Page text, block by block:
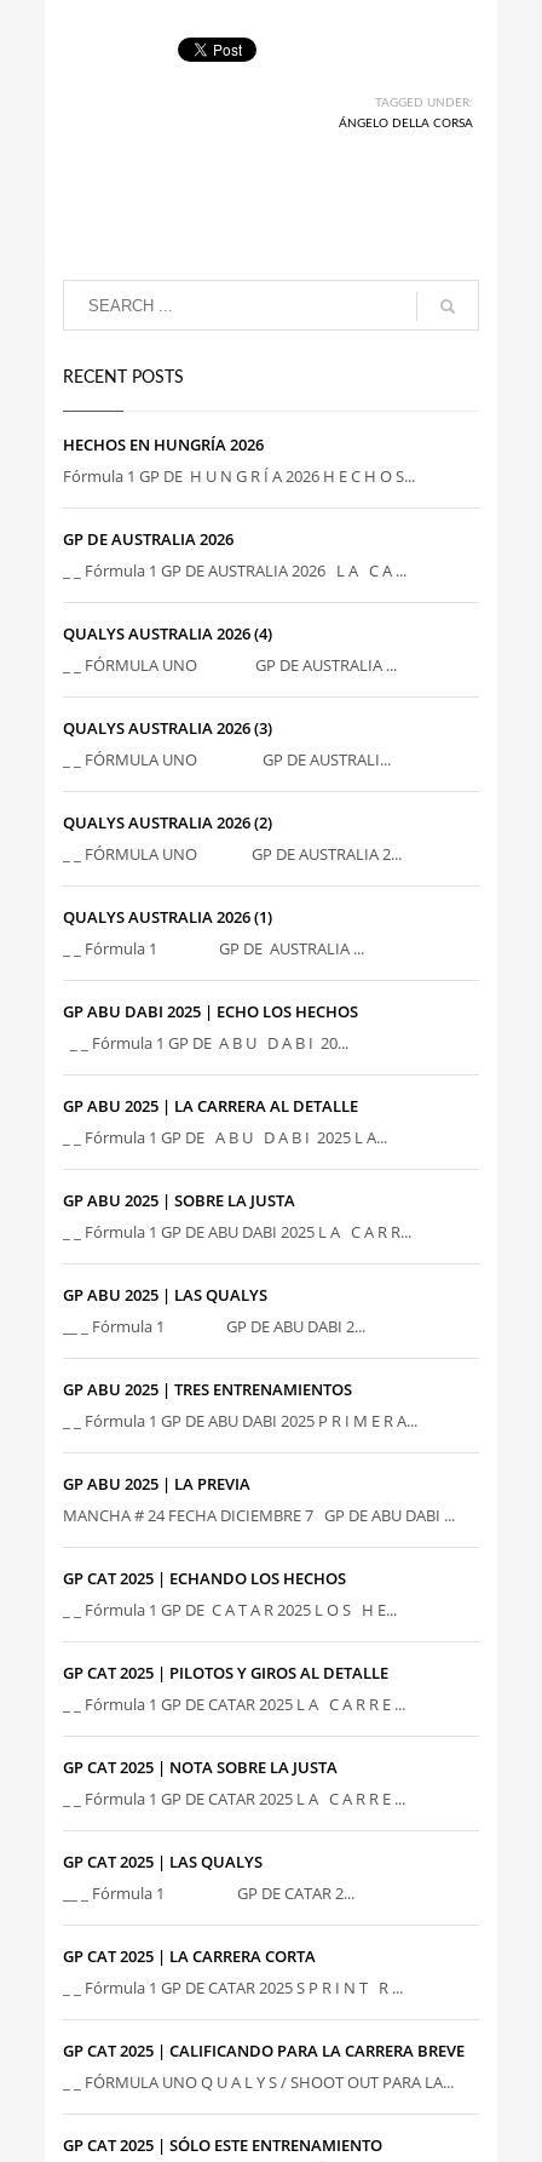
TAGGED UNDER:
ÁNGELO DELLA CORSA
RECENT POSTS
HECHOS EN HUNGRÍA 2026
Fórmula 1 GP DE H U N G R Í A 2026 H E C H O S...
GP DE AUSTRALIA 2026
_ _ Fórmula 1 GP DE AUSTRALIA 2026 L A C A ...
QUALYS AUSTRALIA 2026 (4)
_ _ FÓRMULA UNO GP DE AUSTRALIA ...
QUALYS AUSTRALIA 2026 (3)
_ _ FÓRMULA UNO GP DE AUSTRALI...
QUALYS AUSTRALIA 2026 (2)
_ _ FÓRMULA UNO GP DE AUSTRALIA 2...
QUALYS AUSTRALIA 2026 (1)
_ _ Fórmula 1 GP DE AUSTRALIA ...
GP ABU DABI 2025 | ECHO LOS HECHOS
_ _ Fórmula 1 GP DE A B U D A B I 20...
GP ABU 2025 | LA CARRERA AL DETALLE
_ _ Fórmula 1 GP DE A B U D A B I 2025 L A...
GP ABU 2025 | SOBRE LA JUSTA
_ _ Fórmula 1 GP DE ABU DABI 2025 L A C A R R...
GP ABU 2025 | LAS QUALYS
__ _ Fórmula 1 GP DE ABU DABI 2...
GP ABU 2025 | TRES ENTRENAMIENTOS
_ _ Fórmula 1 GP DE ABU DABI 2025 P R I M E R A...
GP ABU 2025 | LA PREVIA
MANCHA # 24 FECHA DICIEMBRE 7 GP DE ABU DABI ...
GP CAT 2025 | ECHANDO LOS HECHOS
_ _ Fórmula 1 GP DE C A T A R 2025 L O S H E...
GP CAT 2025 | PILOTOS Y GIROS AL DETALLE
_ _ Fórmula 1 GP DE CATAR 2025 L A C A R R E ...
GP CAT 2025 | NOTA SOBRE LA JUSTA
_ _ Fórmula 1 GP DE CATAR 2025 L A C A R R E ...
GP CAT 2025 | LAS QUALYS
__ _ Fórmula 1 GP DE CATAR 2...
GP CAT 2025 | LA CARRERA CORTA
_ _ Fórmula 1 GP DE CATAR 2025 S P R I N T R ...
GP CAT 2025 | CALIFICANDO PARA LA CARRERA BREVE
_ _ FÓRMULA UNO Q U A L Y S / SHOOT OUT PARA LA...
GP CAT 2025 | SÓLO ESTE ENTRENAMIENTO